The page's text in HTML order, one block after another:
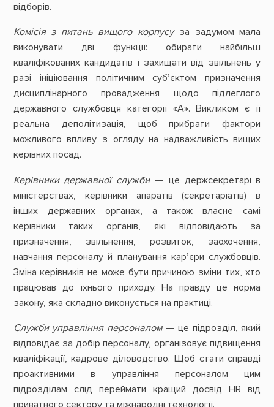
відборів.
Комісія з питань вищого корпусуза задумом мала
виконувати дві функції: обирати найбільш
кваліфікованих кандидатів і захищати від звільнень у
разі ініціювання політичним суб’єктом призначення
дисциплінарного провадження щодо підлеглого
державного службовця категорії «А». Викликом є її
реальна деполітизація, щоб прибрати фактори
можливого впливу з огляду на надважливість вищих
керівних посад.
Керівники державної служби — це держсекретарі в
міністерствах, керівники апаратів (секретаріатів) в
інших державних органах, а також власне самі
керівники таких органів, які відповідають за
призначення, звільнення, розвиток, заохочення,
навчання персоналу й планування кар’єри службовців.
Зміна керівників не може бути причиною зміни тих, хто
працював до їхнього приходу. На правду це норма
закону, яка складно виконується на практиці.
Служби управління персоналом— це підрозділ, який
відповідає за добір персоналу, організовує підвищення
кваліфікації, кадрове діловодство. Щоб стати справді
проактивними в управління персоналом цим
підрозділам слід переймати кращий досвід HR від
приватного сектору та міжнародні технології.